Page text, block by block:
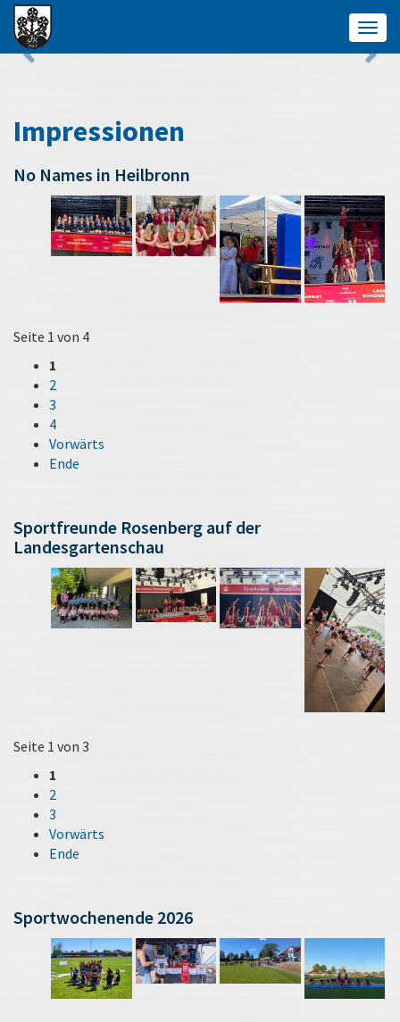
Impressionen
No Names in Heilbronn
Seite 1 von 4
1
2
3
4
Vorwärts
Ende
Sportfreunde Rosenberg auf der
Landesgartenschau
Seite 1 von 3
1
2
3
Vorwärts
Ende
Sportwochenende 2026